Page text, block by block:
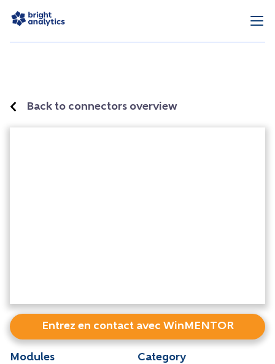
Back to connectors overview
Entrez en contact avec WinMENTOR
Modules
Category